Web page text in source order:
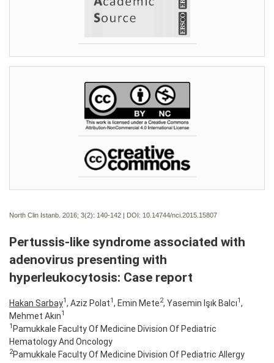
North Clin Istanb. 2016; 3(2): 140-142 | DOI: 10.14744/nci.2015.15807
Pertussis-like syndrome associated with
adenovirus presenting with
hyperleukocytosis: Case report
Hakan Sarbay1 , Aziz Polat1 , Emin Mete2, Yasemin Işık Balcı1 ,
Mehmet Akın1
1 Pamukkale Faculty Of Medicine Division Of Pediatric
Hematology And Oncology
2Pamukkale Faculty Of Medicine Division Of Pediatric Allergy